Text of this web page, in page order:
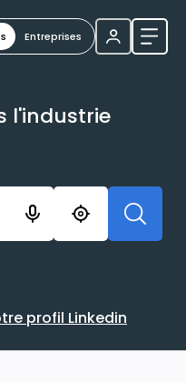
Entreprises
l'industrie
l’enregistrement.
avec votre
profil Linkedin